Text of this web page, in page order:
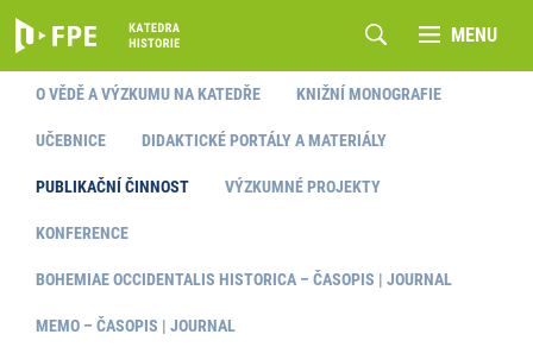
MENU
O VĚDĚ A VÝZKUMU NA KATEDŘE KNIŽNÍ MONOGRAFIE
UČEBNICE DIDAKTICKÉ PORTÁLY A MATERIÁLY
PUBLIKAČNÍ ČINNOST VÝZKUMNÉ PROJEKTY
KONFERENCE
BOHEMIAE OCCIDENTALIS HISTORICA – ČASOPIS | JOURNAL
MEMO – ČASOPIS | JOURNAL